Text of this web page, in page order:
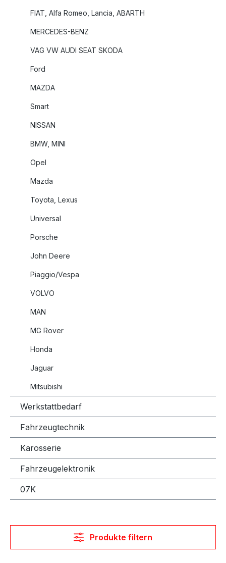
FIAT, Alfa Romeo, Lancia, ABARTH
MERCEDES-BENZ
VAG VW AUDI SEAT SKODA
Ford
MAZDA
Smart
NISSAN
BMW, MINI
Opel
Mazda
Toyota, Lexus
Universal
Porsche
John Deere
Piaggio/Vespa
VOLVO
MAN
MG Rover
Honda
Jaguar
Mitsubishi
Werkstattbedarf
Fahrzeugtechnik
Karosserie
Fahrzeugelektronik
07K
Produkte filtern